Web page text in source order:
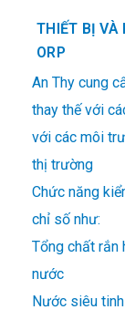
THIẾT BỊ VÀ
ORP
An Thy cung
thay thế với
với các môi
thị trường
Chức năng
chỉ số như:
Tổng chất rắn
nước
Nước siêu